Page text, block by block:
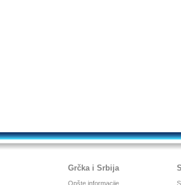
Grčka i Srbija
Opšte informacije